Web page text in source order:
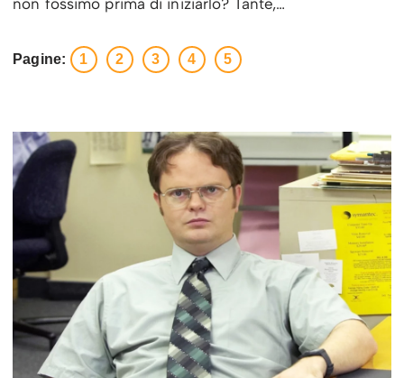
Pagine: 1 2 3 4 5